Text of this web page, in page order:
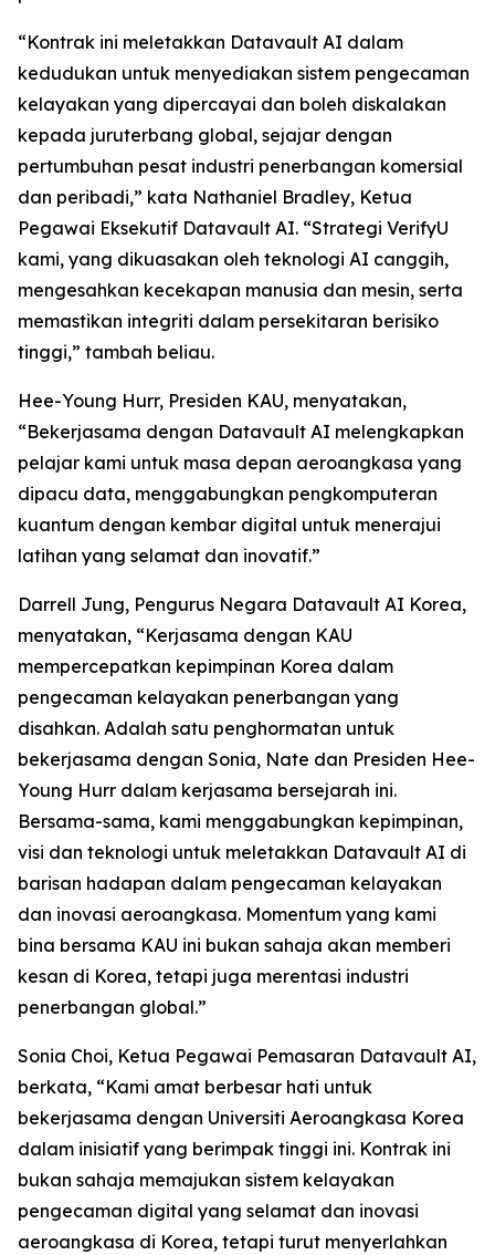
“Kontrak ini meletakkan Datavault AI dalam
kedudukan untuk menyediakan sistem pengecaman
kelayakan yang dipercayai dan boleh diskalakan
kepada juruterbang global, sejajar dengan
pertumbuhan pesat industri penerbangan komersial
dan peribadi,” kata Nathaniel Bradley, Ketua
Pegawai Eksekutif Datavault AI. “Strategi VerifyU
kami, yang dikuasakan oleh teknologi AI canggih,
mengesahkan kecekapan manusia dan mesin, serta
memastikan integriti dalam persekitaran berisiko
tinggi,” tambah beliau.
Hee-Young Hurr, Presiden KAU, menyatakan,
“Bekerjasama dengan Datavault AI melengkapkan
pelajar kami untuk masa depan aeroangkasa yang
dipacu data, menggabungkan pengkomputeran
kuantum dengan kembar digital untuk menerajui
latihan yang selamat dan inovatif.”
Darrell Jung, Pengurus Negara Datavault AI Korea,
menyatakan, “Kerjasama dengan KAU
mempercepatkan kepimpinan Korea dalam
pengecaman kelayakan penerbangan yang
disahkan. Adalah satu penghormatan untuk
bekerjasama dengan Sonia, Nate dan Presiden Hee-
Young Hurr dalam kerjasama bersejarah ini.
Bersama-sama, kami menggabungkan kepimpinan,
visi dan teknologi untuk meletakkan Datavault AI di
barisan hadapan dalam pengecaman kelayakan
dan inovasi aeroangkasa. Momentum yang kami
bina bersama KAU ini bukan sahaja akan memberi
kesan di Korea, tetapi juga merentasi industri
penerbangan global.”
Sonia Choi, Ketua Pegawai Pemasaran Datavault AI,
berkata, “Kami amat berbesar hati untuk
bekerjasama dengan Universiti Aeroangkasa Korea
dalam inisiatif yang berimpak tinggi ini. Kontrak ini
bukan sahaja memajukan sistem kelayakan
pengecaman digital yang selamat dan inovasi
aeroangkasa di Korea, tetapi turut menyerlahkan